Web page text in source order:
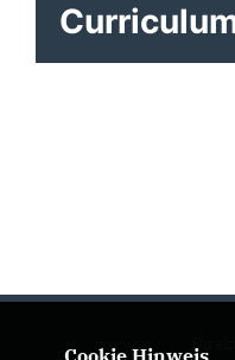
Cookie Hinweis